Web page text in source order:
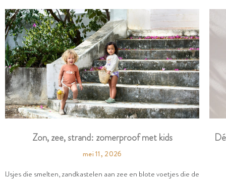
Zon, zee, strand: zomerproof met kids
mei 11, 2026
IJsjes die smelten, zandkastelen aan zee en blote voetjes die de